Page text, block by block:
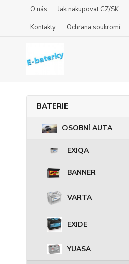
O nás Jak nakupovat CZ/SK
Kontakty
Ochrana soukromí
BATERIE
OSOBNÍ AUTA
EXIQA
BANNER
VARTA
EXIDE
YUASA